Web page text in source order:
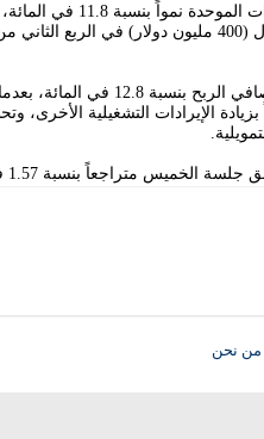
دولار)، مقارنة بـ1.5 مليار ريال (400 مليون
بزيادة الإيرادات التشغيلية
بنسبة 1.57 في المائة عند مستوى 220 ريالاً.
من نحن